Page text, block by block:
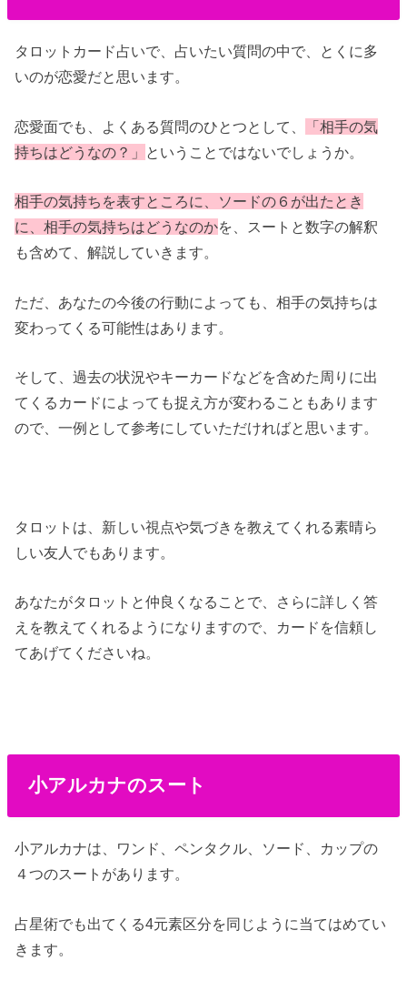
タロットカード占いで、占いたい質問の中で、とくに多
いのが恋愛だと思います。
恋愛面でも、よくある質問のひとつとして、
「相手の気
持ちはどうなの？」 ということではないでしょうか。
相手の気持ちを表すところに、ソードの６が出たとき
に、相手の気持ちはどうなのかを、スートと数字の解釈
も含めて、解説していきます。
ただ、あなたの今後の行動によっても、相手の気持ちは
変わってくる可能性はあります。
そして、過去の状況やキーカードなどを含めた周りに出
てくるカードによっても捉え方が変わることもあります
ので、一例として参考にしていただければと思います。
タロットは、新しい視点や気づきを教えてくれる素晴ら
しい友人でもあります。
あなたがタロットと仲良くなることで、さらに詳しく答
えを教えてくれるようになりますので、カードを信頼し
てあげてくださいね。
小アルカナのスート
小アルカナは、ワンド、ペンタクル、ソード、カップの
４つのスートがあります。
占星術でも出てくる4元素区分を同じように当てはめてい
きます。